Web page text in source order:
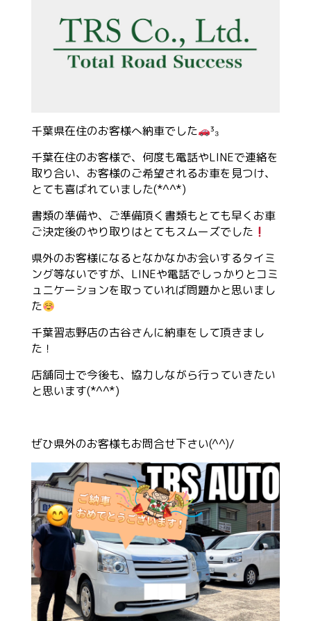
千葉県在住のお客様へ納車でした
³₃
千葉在住のお客様で、何度も電話やLINEで連絡を
取り合い、お客様のご希望されるお車を見つけ、
とても喜ばれていました(*^^*)
書類の準備や、ご準備頂く書類もとても早くお車
ご決定後のやり取りはとてもスムーズでした
県外のお客様になるとなかなかお会いするタイミ
ング等ないですが、LINEや電話でしっかりとコミ
ュニケーションを取っていれば問題かと思いまし
た
千葉習志野店の古谷さんに納車をして頂きまし
た！
店舗同士で今後も、協力しながら行っていきたい
と思います(*^^*)
ぜひ県外のお客様もお問合せ下さい(^^)/